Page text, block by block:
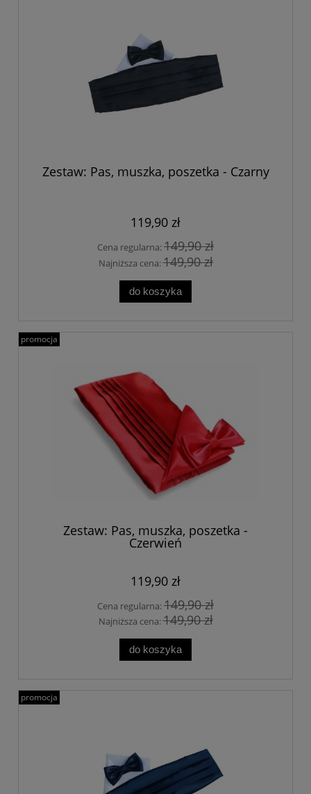
Zestaw: Pas, muszka, poszetka - Czarny
119,90 zł
Cena regularna:149,90 zł
Najniższa cena:149,90 zł
do koszyka
Zestaw: Pas, muszka, poszetka -
Czerwień
119,90 zł
Cena regularna:149,90 zł
Najniższa cena:149,90 zł
do koszyka
promocja
promocja